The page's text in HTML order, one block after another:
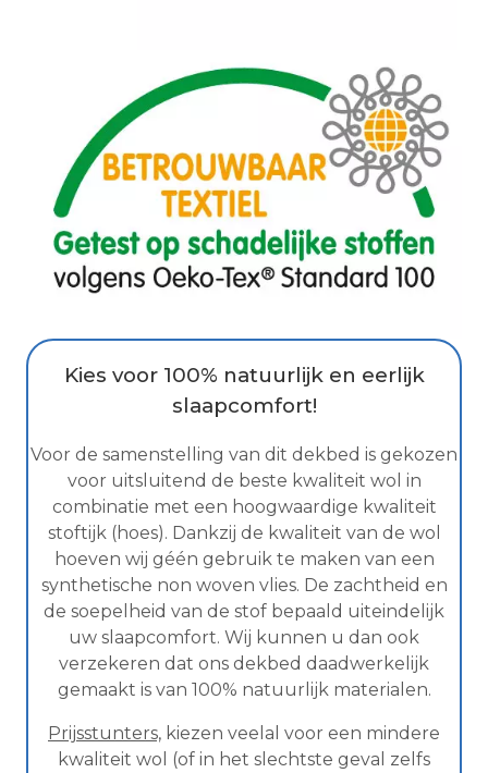
Kies voor 100% natuurlijk en eerlijk
slaapcomfort!
Voor de samenstelling van dit dekbed is gekozen
voor uitsluitend de beste kwaliteit wol in
combinatie met een hoogwaardige kwaliteit
stoftijk (hoes). Dankzij de kwaliteit van de wol
hoeven wij géén gebruik te maken van een
synthetische non woven vlies. De zachtheid en
de soepelheid van de stof bepaald uiteindelijk
uw slaapcomfort. Wij kunnen u dan ook
verzekeren dat ons dekbed daadwerkelijk
gemaakt is van 100% natuurlijk materialen.
Prijsstunters, kiezen veelal voor een mindere
kwaliteit wol (of in het slechtste geval zelfs